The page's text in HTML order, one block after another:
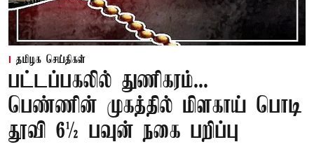
தமிழக செய்திகள்
பட்டப்பகலில் துணிகரம்...
பெண்ணின் முகத்தில் மிளகாய் பொடி
தூவி 6½ பவுன் நகை பறிப்பு